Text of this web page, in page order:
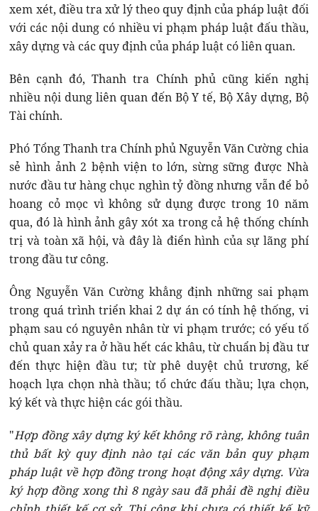
xem xét, điều tra xử lý theo quy định của pháp luật đối
với các nội dung có nhiều vi phạm pháp luật đấu thầu,
xây dựng và các quy định của pháp luật có liên quan.
Bên cạnh đó, Thanh tra Chính phủ cũng kiến nghị
nhiều nội dung liên quan đến Bộ Y tế, Bộ Xây dựng, Bộ
Tài chính.
Phó Tổng Thanh tra Chính phủ Nguyễn Văn Cường chia
sẻ hình ảnh 2 bệnh viện to lớn, sừng sững được Nhà
nước đầu tư hàng chục nghìn tỷ đồng nhưng vẫn để bỏ
hoang cỏ mọc vì không sử dụng được trong 10 năm
qua, đó là hình ảnh gây xót xa trong cả hệ thống chính
trị và toàn xã hội, và đây là điển hình của sự lãng phí
trong đầu tư công.
Ông Nguyễn Văn Cường khẳng định những sai phạm
trong quá trình triển khai 2 dự án có tính hệ thống, vi
phạm sau có nguyên nhân từ vi phạm trước; có yếu tố
chủ quan xảy ra ở hầu hết các khâu, từ chuẩn bị đầu tư
đến thực hiện đầu tư; từ phê duyệt chủ trương, kế
hoạch lựa chọn nhà thầu; tổ chức đấu thầu; lựa chọn,
ký kết và thực hiện các gói thầu.
"Hợp đồng xây dựng ký kết không rõ ràng, không tuân
thủ bất kỳ quy định nào tại các văn bản quy phạm
pháp luật về hợp đồng trong hoạt động xây dựng. Vừa
ký hợp đồng xong thì 8 ngày sau đã phải đề nghị điều